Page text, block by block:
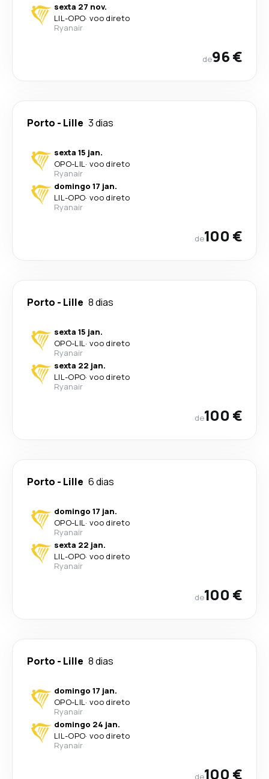
sexta 27 nov.
LIL-OPO· voo direto
Ryanair
de96 €
Porto - Lille 3 dias
sexta 15 jan.
OPO-LIL· voo direto
Ryanair
domingo 17 jan.
LIL-OPO· voo direto
Ryanair
de100 €
Porto - Lille 8 dias
sexta 15 jan.
OPO-LIL· voo direto
Ryanair
sexta 22 jan.
LIL-OPO· voo direto
Ryanair
de100 €
Porto - Lille 6 dias
domingo 17 jan.
OPO-LIL· voo direto
Ryanair
sexta 22 jan.
LIL-OPO· voo direto
Ryanair
de100 €
Porto - Lille 8 dias
domingo 17 jan.
OPO-LIL· voo direto
Ryanair
domingo 24 jan.
LIL-OPO· voo direto
Ryanair
de100 €